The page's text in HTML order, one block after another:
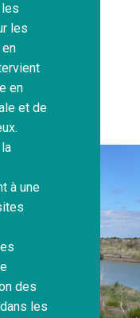
les
en
et de
à une
des
les